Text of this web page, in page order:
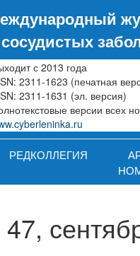
с 2013 года
2311-1623 (печатная
2311-1631 (эл. версия)
версии всех
РЕДКОЛЛЕГИЯ